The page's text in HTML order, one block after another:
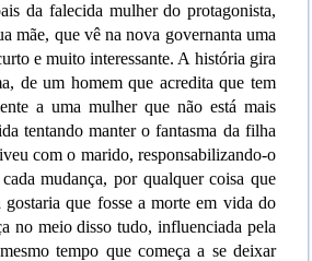
da falecida mulher do protagonista,
mãe, que vê na nova governanta uma
e muito interessante. A história gira
de um homem que acredita que tem
a uma mulher que não está mais
tentando manter o fantasma da filha
com o marido, responsabilizando-o
mudança, por qualquer coisa que
que fosse a morte em vida do
no meio disso tudo, influenciada pela
tempo que começa a se deixar